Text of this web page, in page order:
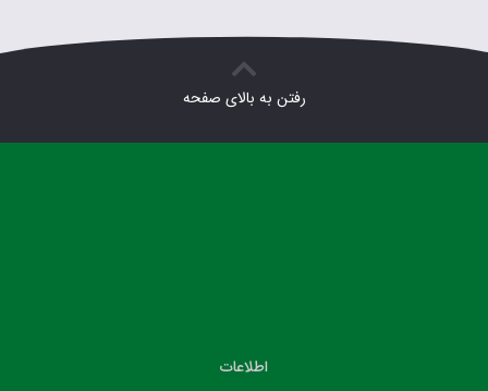
رفتن به بالای صفحه
اطلاعات